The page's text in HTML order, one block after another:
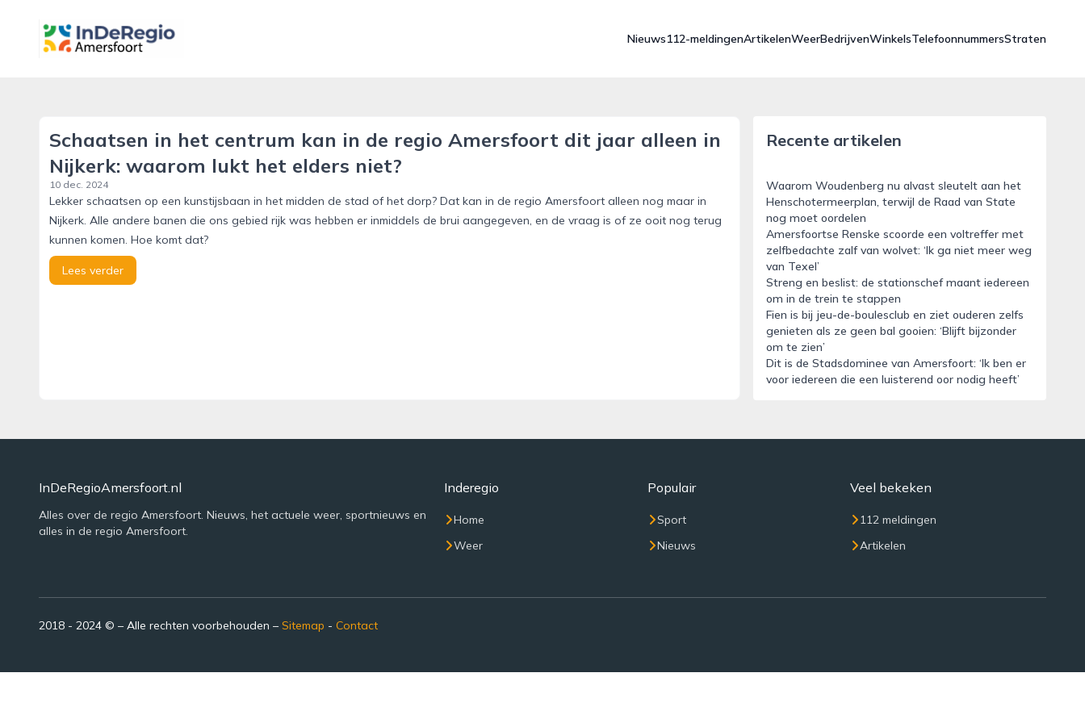
inderegioamersfoort.nl
Nieuws112-meldingenArtikelenWeerBedrijvenWinkelsTelefoonnummersStraten
Schaatsen in het centrum kan in de regio Amersfoort dit jaar alleen in
Nijkerk: waarom lukt het elders niet?
10 dec. 2024
Lekker schaatsen op een kunstijsbaan in het midden de stad of het dorp? Dat kan in de regio Amersfoort alleen nog maar in
Nijkerk. Alle andere banen die ons gebied rijk was hebben er inmiddels de brui aangegeven, en de vraag is of ze ooit nog terug
kunnen komen. Hoe komt dat?
Lees verder
Recente artikelen
Waarom Woudenberg nu alvast sleutelt aan het
Henschotermeerplan, terwijl de Raad van State
nog moet oordelen
Amersfoortse Renske scoorde een voltreffer met
zelfbedachte zalf van wolvet: ‘Ik ga niet meer weg
van Texel’
Streng en beslist: de stationschef maant iedereen
om in de trein te stappen
Fien is bij jeu-de-boulesclub en ziet ouderen zelfs
genieten als ze geen bal gooien: ‘Blijft bijzonder
om te zien’
Dit is de Stadsdominee van Amersfoort: ‘Ik ben er
voor iedereen die een luisterend oor nodig heeft’
InDeRegioAmersfoort.nl
Alles over de regio Amersfoort. Nieuws, het actuele weer, sportnieuws en
alles in de regio Amersfoort.
Inderegio
Home
Weer
Populair
Sport
Nieuws
Veel bekeken
112 meldingen
Artikelen
2018 - 2024 © – Alle rechten voorbehouden – Sitemap - Contact